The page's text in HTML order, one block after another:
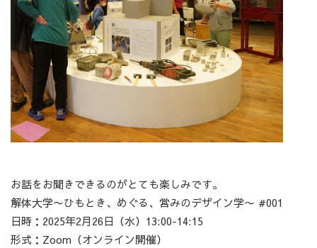
お話をお聞きできるのがとても楽しみです。
解体大学〜ひもとき、めぐる、営みのデザイン学〜 #001
日時：2025年2月26日（水）13:00-14:15
形式：Zoom（オンライン開催）